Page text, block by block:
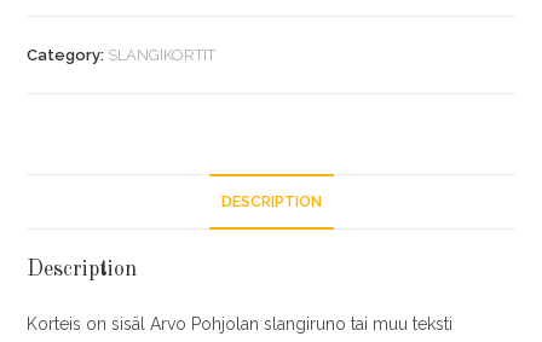
Category: SLANGIKORTIT
DESCRIPTION
Description
Korteis on sisäl Arvo Pohjolan slangiruno tai muu teksti